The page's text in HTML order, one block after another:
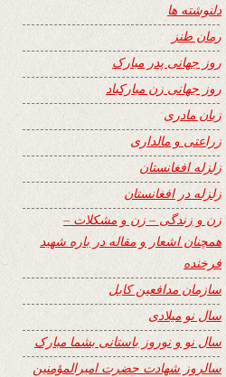
دلنوشته ها
رمان طنز
روز جهانی پدر مبارک
روز جهانی زن مبارکباد
زبان مادری
زراعتی و مالداری
زلزله افغانستان
زلزله در افغانستان
زن و زندگی – زن و مشکلات –
همچنان اشعار و مقاله در باره شهید
فرخنده
سازمان مدافعین کابل
سال نو میلادی
سال نو و نوروز باستانی بشما مبارک
سالروز شهادت حضرت امیرالمؤمنین